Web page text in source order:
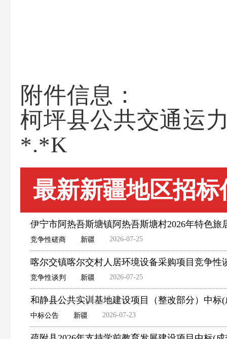
附件信息：
柯坪县公共交通运
*.*K
最新新疆地区招标
伊宁市阿热吾斯塘镇阿热吾斯塘村2026年特色
竞争性磋商 新疆 2026-07-25
喀尔交镇喀尔交村人居环境设备采购项目竞争性
竞争性谈判 新疆 2026-07-25
和静县公共实训基地建设项目（整改部分）中标
中标公告 新疆 2026-07-23